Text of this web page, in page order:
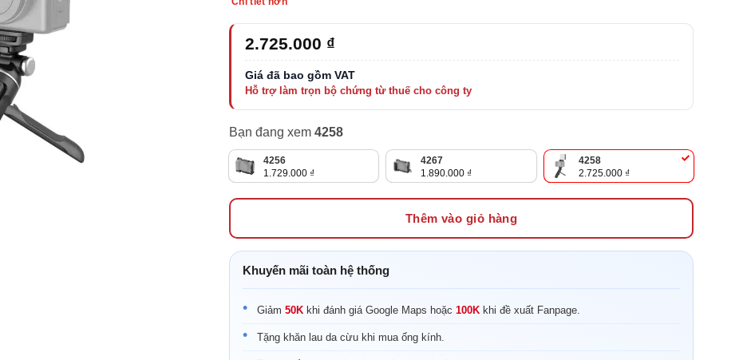
2.725.000 ₫
Bạn đang xem 4258
4256
1.729.000 ₫
4267
1.890.000 ₫
4258
2.725.000 ₫
Thêm vào giỏ hàng
Khuyến mãi toàn hệ thống
Giảm 50K khi đánh giá Google Maps hoặc 100K khi đề xuất Fanpage.
Tặng khăn lau da cừu khi mua ống kính.